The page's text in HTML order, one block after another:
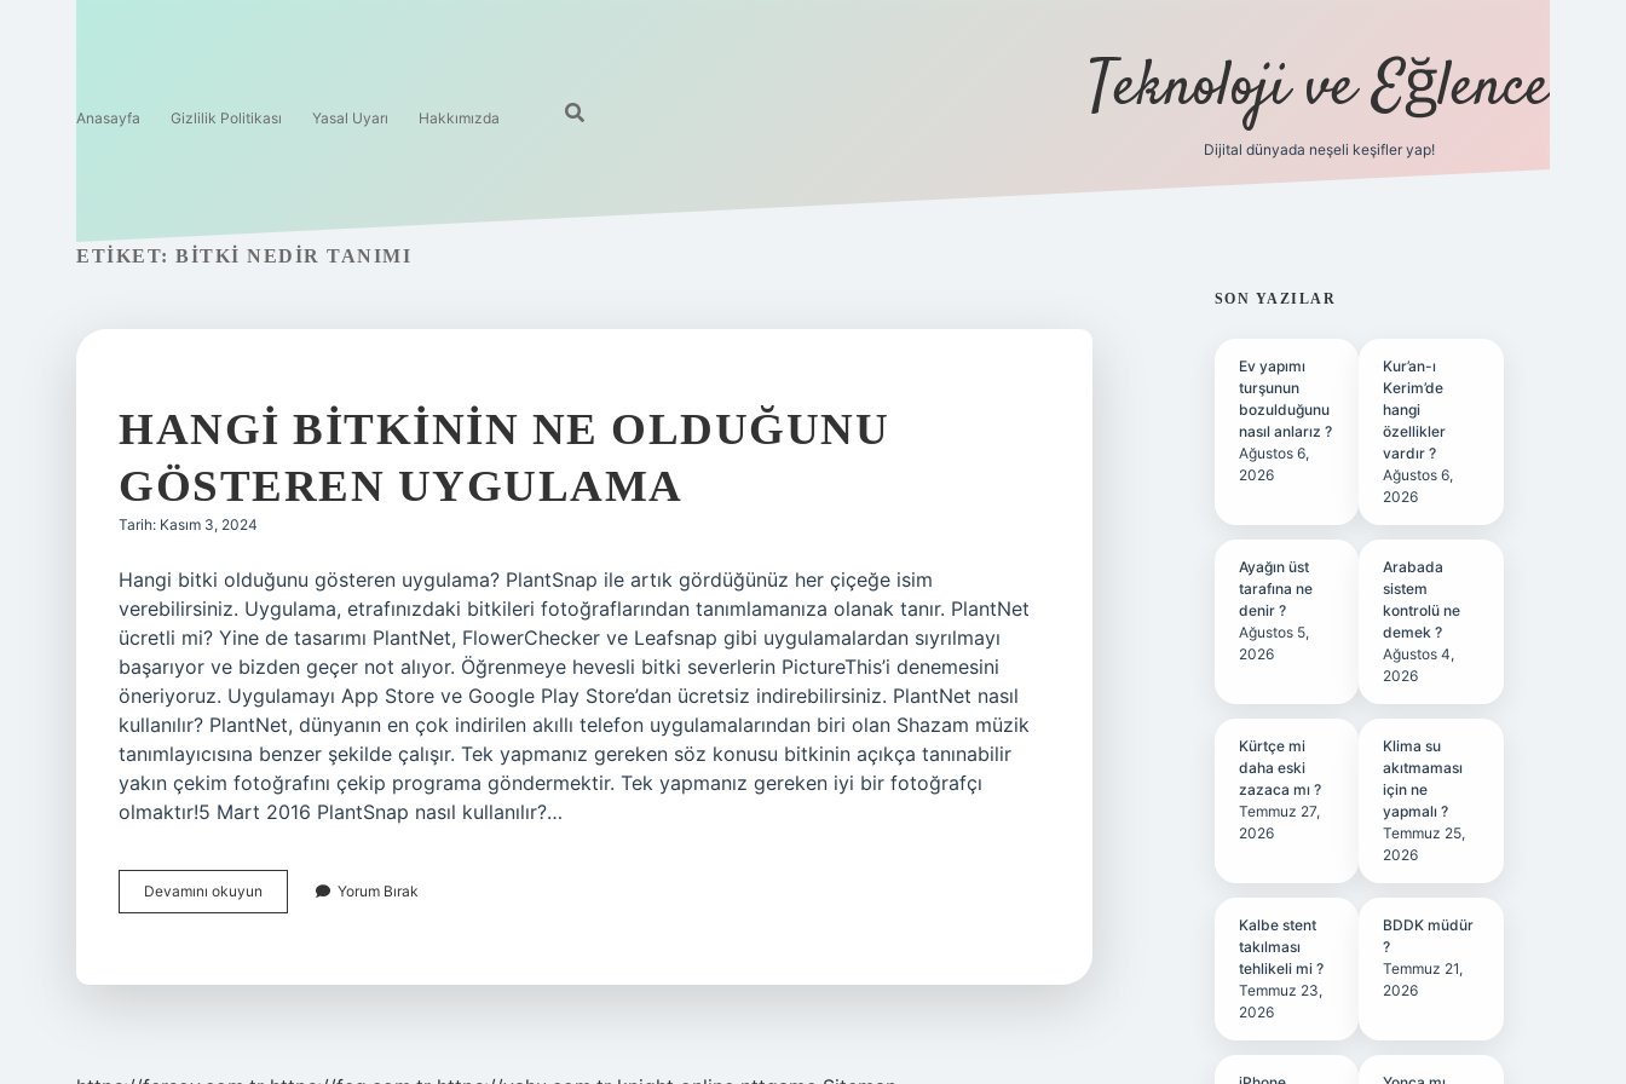
Anasayfa Gizlilik Politikası Yasal Uyarı Hakkımızda Teknoloji ve Eğlence
Dijital dünyada neşeli keşifler yap!
ETIKET: BITKI NEDIR TANIMI
HANGI BITKININ NE OLDUĞUNU
GÖSTEREN UYGULAMA
Tarih: Kasım 3, 2024
Hangi bitki olduğunu gösteren uygulama? PlantSnap ile artık gördüğünüz her çiçeğe isim
verebilirsiniz. Uygulama, etrafınızdaki bitkileri fotoğraflarından tanımlamanıza olanak tanır. PlantNet
ücretli mi? Yine de tasarımı PlantNet, FlowerChecker ve Leafsnap gibi uygulamalardan sıyrılmayı
başarıyor ve bizden geçer not alıyor. Öğrenmeye hevesli bitki severlerin PictureThis’i denemesini
öneriyoruz. Uygulamayı App Store ve Google Play Store’dan ücretsiz indirebilirsiniz. PlantNet nasıl
kullanılır? PlantNet, dünyanın en çok indirilen akıllı telefon uygulamalarından biri olan Shazam müzik
tanımlayıcısına benzer şekilde çalışır. Tek yapmanız gereken söz konusu bitkinin açıkça tanınabilir
yakın çekim fotoğrafını çekip programa göndermektir. Tek yapmanız gereken iyi bir fotoğrafçı
olmaktır!5 Mart 2016 PlantSnap nasıl kullanılır?…
Devamını okuyun
Bitkinin
Yorum Bırak
SIDEBAR
SON YAZILAR
Ev yapımı
turşunun
bozulduğunu
nasıl anlarız ?
Ağustos 6,
2026
Kur’an-ı
Kerim’de
hangi
özellikler
vardır ?
Ağustos 6,
2026
Ayağın üst
tarafına ne
denir ?
Ağustos 5,
2026
Arabada
sistem
kontrolü ne
demek ?
Ağustos 4,
2026
Kürtçe mi
daha eski
zazaca mı ?
Temmuz 27,
2026
Klima su
akıtmaması
için ne
yapmalı ?
Temmuz 25,
2026
Kalbe stent
takılması
tehlikeli mi ?
Temmuz 23,
2026
BDDK müdür
?
Temmuz 21,
2026